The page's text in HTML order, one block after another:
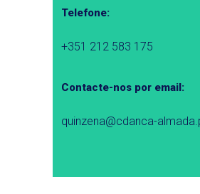
Telefone:
+351 212 583 175
Contacte-nos por email:
quinzena@cdanca-